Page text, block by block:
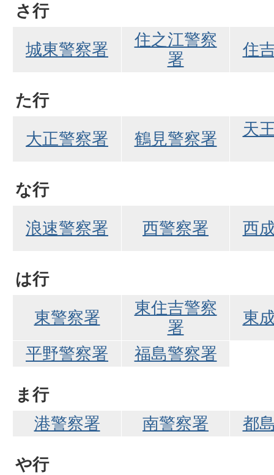
さ行
城東警察署
住之江警察
署
住
た行
大正警察署
鶴見警察署 天
な行
浪速警察署
西警察署 西
は行
東警察署
東住吉警察
署
東
平野警察署
福島警察署
ま行
港警察署
南警察署 都
や行